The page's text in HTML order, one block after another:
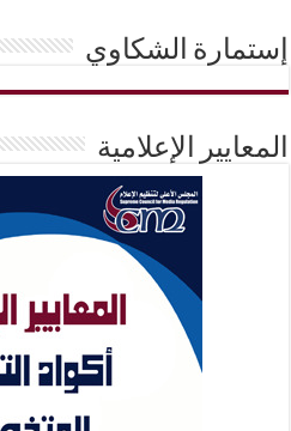
إستمارة الشكاوي
المعايير الإعلامية